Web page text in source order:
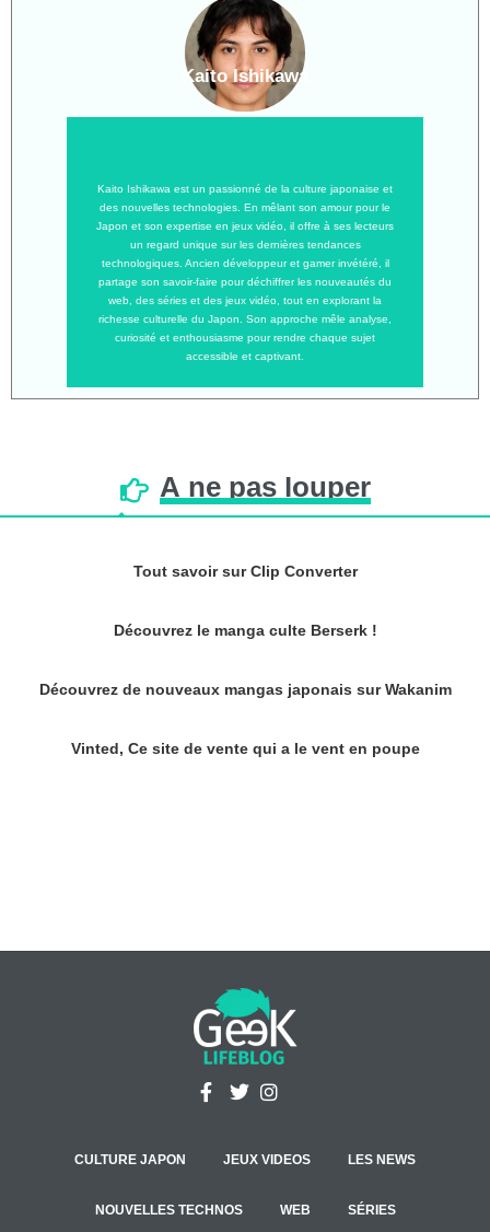
Kaito Ishikawa est un passionné de la culture japonaise et
des nouvelles technologies. En mêlant son amour pour le
Japon et son expertise en jeux vidéo, il offre à ses lecteurs
un regard unique sur les dernières tendances
technologiques. Ancien développeur et gamer invétéré, il
partage son savoir-faire pour déchiffrer les nouveautés du
web, des séries et des jeux vidéo, tout en explorant la
richesse culturelle du Japon. Son approche mêle analyse,
curiosité et enthousiasme pour rendre chaque sujet
accessible et captivant.
Kaito Ishikawa
À ne pas louper
Tout savoir sur Clip Converter
Découvrez le manga culte Berserk !
Découvrez de nouveaux mangas japonais sur Wakanim
Vinted, Ce site de vente qui a le vent en poupe
CULTURE JAPON JEUX VIDEOS LES NEWS
NOUVELLES TECHNOS WEB SÉRIES